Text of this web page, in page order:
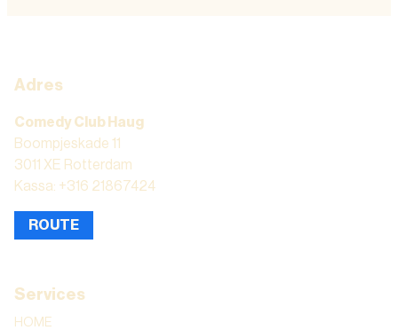
Adres
Comedy Club Haug
Boompjeskade 11
3011 XE Rotterdam
Kassa: +316 21867424
ROUTE
Services
HOME